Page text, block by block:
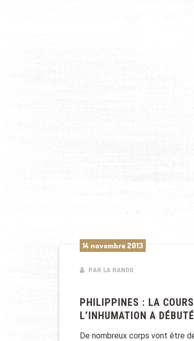
14 novembre 2013
PAR LA RANDO
PHILIPPINES : LA
L’INHUMATION A DÉBUTÉ
De nombreux corps vont être